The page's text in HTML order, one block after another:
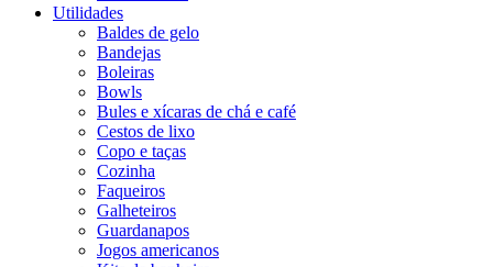
Utilidades
Baldes de gelo
Bandejas
Boleiras
Bowls
Bules e xícaras de chá e café
Cestos de lixo
Copo e taças
Cozinha
Faqueiros
Galheteiros
Guardanapos
Jogos americanos